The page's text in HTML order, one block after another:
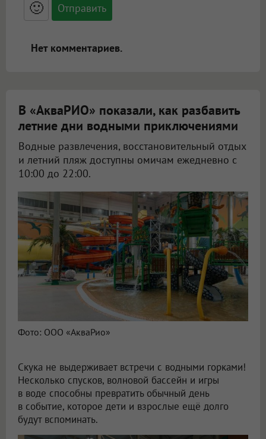
адреса URL автоматически становятся
ссылками, и [img]адрес[/img] будет
🙂
Нет комментариев.
В «АкваРИО» показали, как разбавить
летние дни водными приключениями
Водные развлечения, восстановительный отдых
и летний пляж доступны омичам ежедневно с
10:00 до 22:00.
Фото: ООО «АкваРио»
Скука не выдерживает встречи с водными горками!
Несколько спусков, волновой бассейн и игры
в воде способны превратить обычный день
в событие, которое дети и взрослые ещё долго
будут вспоминать.